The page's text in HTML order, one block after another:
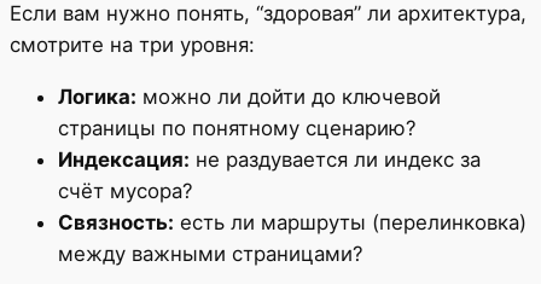
Если вам нужно понять, “здоровая” ли архитектура,
смотрите на три уровня:
Логика: можно ли дойти до ключевой
страницы по понятному сценарию?
Индексация: не раздувается ли индекс за
счёт мусора?
Связность: есть ли маршруты (перелинковка)
между важными страницами?